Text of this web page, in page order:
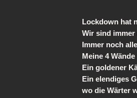
Lockdown hat
Wir sind
Immer noch
Meine 4
Ein goldener
Ein elendiges
wo die Wärter